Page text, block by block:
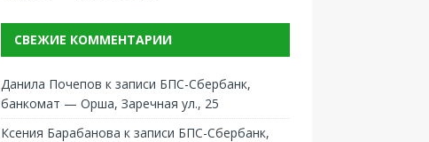
СВЕЖИЕ КОММЕНТАРИИ
Данила Почепов к записи БПС-Сбербанк,
банкомат — Орша, Заречная ул., 25
Ксения Барабанова к записи БПС-Сбербанк,